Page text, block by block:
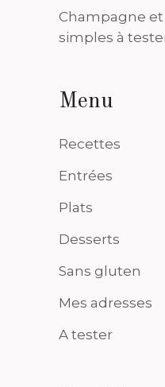
Champagne et
simples à
Menu
Recettes
Entrées
Plats
Desserts
Sans gluten
Mes adresses
A tester